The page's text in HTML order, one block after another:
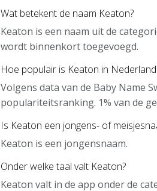
Wat betekent de naam Keaton?
Keaton is een naam uit de
wordt binnenkort toegevoegd.
Hoe populair is Keaton in
Volgens data van de Baby Name
populariteitsranking. 1% van de
Is Keaton een jongens- of
Keaton is een jongensnaam.
Onder welke taal valt Keaton?
Keaton valt in de app onder de